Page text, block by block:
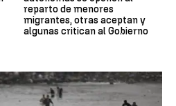
reparto de menores
migrantes, otras aceptan y
algunas critican al Gobierno